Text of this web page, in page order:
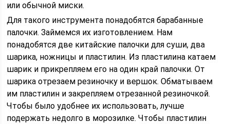
или обычной миски.
Для такого инструмента понадобятся барабанные
палочки. Займемся их изготовлением. Нам
понадобятся две китайские палочки для суши, два
шарика, ножницы и пластилин. Из пластилина катаем
шарик и прикрепляем его на один край палочки. От
шарика отрезаем резиночку и вершок. Обматываем
им пластилин и закрепляем отрезанной резиночкой.
Чтобы было удобнее их использовать, лучше
подержать недолго в морозилке. Чтобы пластилин